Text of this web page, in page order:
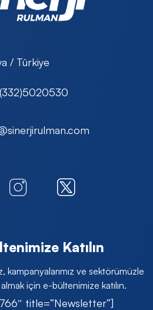
/ Türkiye
Katılın
kampanyalarımız ve sektörümüzle
için e-bültenimize katılın.
title=”Newsletter”]